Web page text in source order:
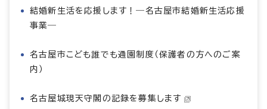
結婚新生活を応援します！―名古屋市結婚新生活応援
事業―
名古屋市こども誰でも通園制度（保護者の方へのご案
内）
名古屋城現天守閣の記録を募集します